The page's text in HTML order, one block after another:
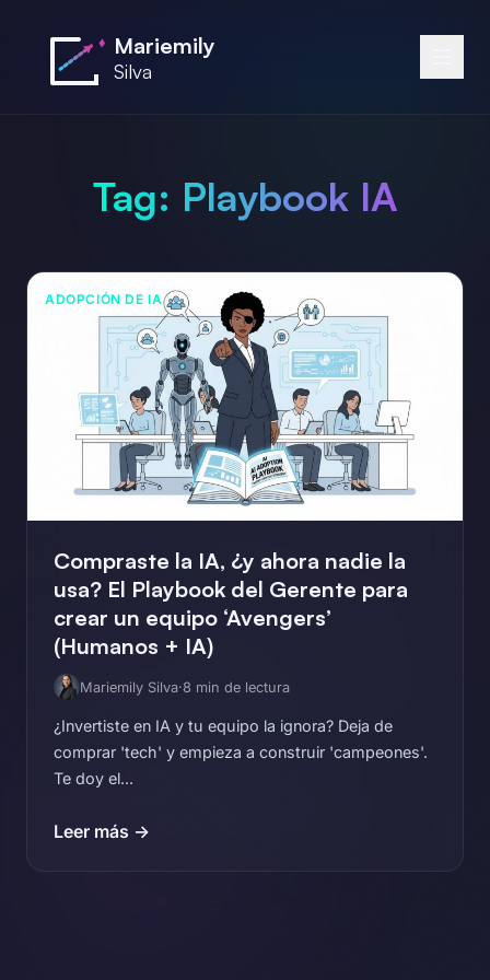
Mariemily
Silva
Tag: Playbook IA
ADOPCIÓN DE IA
Compraste la IA, ¿y ahora nadie la
usa? El Playbook del Gerente para
crear un equipo ‘Avengers’
(Humanos + IA)
Mariemily Silva·8 min de lectura
¿Invertiste en IA y tu equipo la ignora? Deja de
comprar 'tech' y empieza a construir 'campeones'.
Te doy el...
Leer más →